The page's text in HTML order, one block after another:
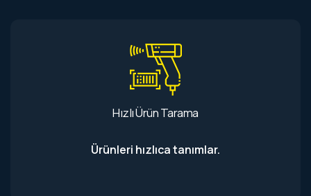
Hızlı Ürün Tarama
Ürünleri hızlıca tanımlar.